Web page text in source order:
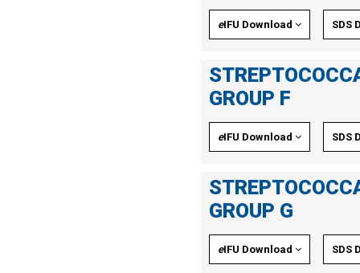
eIFU Download SDS
GROUP F
eIFU Download SDS
GROUP G
eIFU Download SDS